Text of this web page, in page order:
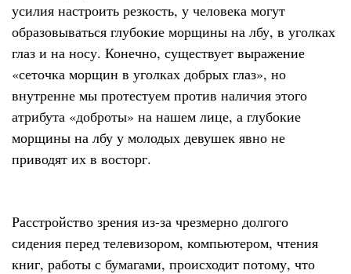
усилия настроить резкость, у человека могут
образовываться глубокие морщины на лбу, в уголках
глаз и на носу. Конечно, существует выражение
«сеточка морщин в уголках добрых глаз», но
внутренне мы протестуем против наличия этого
атрибута «доброты» на нашем лице, а глубокие
морщины на лбу у молодых девушек явно не
приводят их в восторг.
Расстройство зрения из-за чрезмерно долгого
сидения перед телевизором, компьютером, чтения
книг, работы с бумагами, происходит потому, что